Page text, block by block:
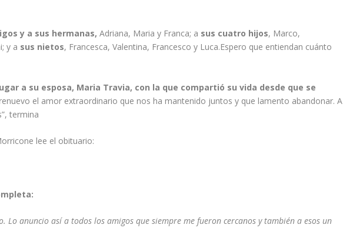
y a sus hermanas,Adriana, Maria y Franca; a sus cuatro hijos, Marco,
y a sus nietos, Francesca, Valentina, Francesco y Luca.Espero que entiendan cuánto
a su esposa, Maria Travia, con la que compartió su vida desde que se
el amor extraordinario que nos ha mantenido juntos y que lamento abandonar. A
termina
lee el obituario:
Lo anuncio así a todos los amigos que siempre me fueron cercanos y también a esos un